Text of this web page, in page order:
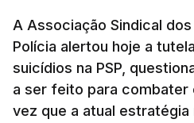
A Associação Sindical
Polícia alertou hoje a
suicídios na PSP,
a ser feito para combater
vez que a atual estratégia